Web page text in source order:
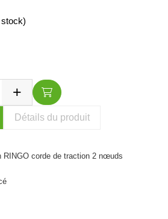
Détails du produit
RINGO corde de traction 2 nœuds